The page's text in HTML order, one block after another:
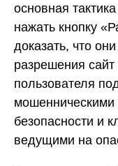
основная
нажать кнопку
доказать, что
разрешения сайт
пользователя
безопасности и
ведущими на